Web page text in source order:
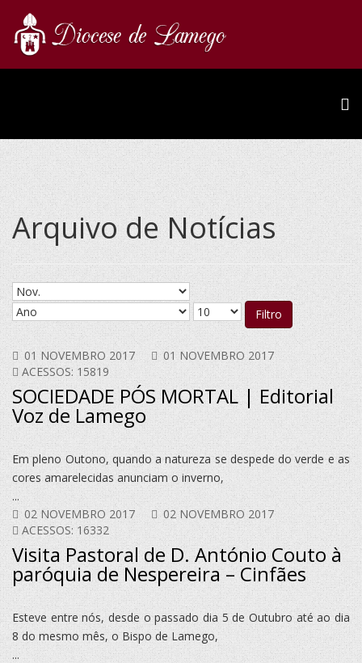
Arquivo de Notícias
Filtro
01 NOVEMBRO 2017
01 NOVEMBRO 2017
ACESSOS: 15819
SOCIEDADE PÓS MORTAL | Editorial
Voz de Lamego
Em pleno Outono, quando a natureza se despede do verde e as
cores amarelecidas anunciam o inverno,
...
02 NOVEMBRO 2017
02 NOVEMBRO 2017
ACESSOS: 16332
Visita Pastoral de D. António Couto à
paróquia de Nespereira – Cinfães
Esteve entre nós, desde o passado dia 5 de Outubro até ao dia
8 do mesmo mês, o Bispo de Lamego,
...